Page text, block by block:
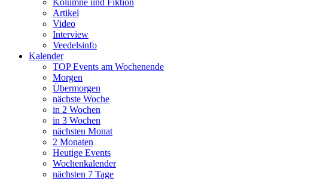
Kolumne und Fiktion
Artikel
Video
Interview
Veedelsinfo
Kalender
TOP Events am Wochenende
Morgen
Übermorgen
nächste Woche
in 2 Wochen
in 3 Wochen
nächsten Monat
2 Monaten
Heutige Events
Wochenkalender
nächsten 7 Tage